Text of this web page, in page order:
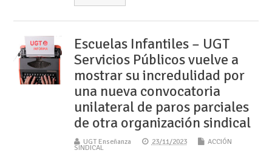
Escuelas Infantiles – UGT
Servicios Públicos vuelve a
mostrar su incredulidad por
una nueva convocatoria
unilateral de paros parciales
de otra organización sindical
UGT Enseñanza 23/11/2023 ACCIÓN
SINDICAL